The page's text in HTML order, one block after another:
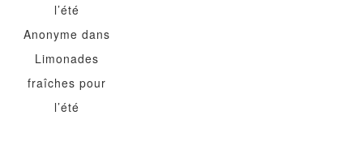
l’été
Anonyme dans
Limonades
fraîches pour
l’été